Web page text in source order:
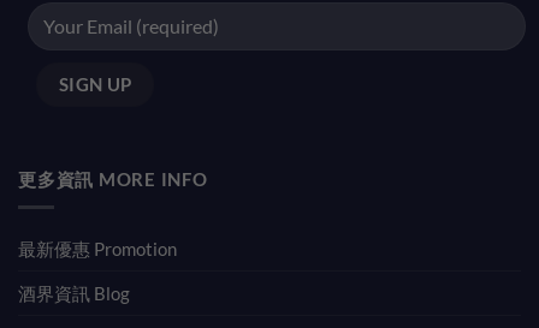
更多資訊 MORE INFO
最新優惠 Promotion
酒界資訊 Blog